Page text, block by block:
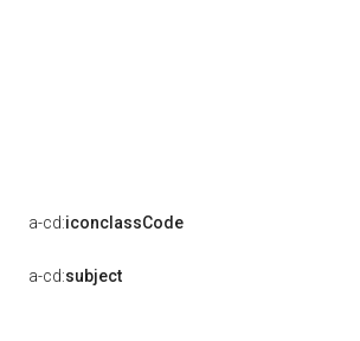
a-cd:iconclassCode
a-cd:subject